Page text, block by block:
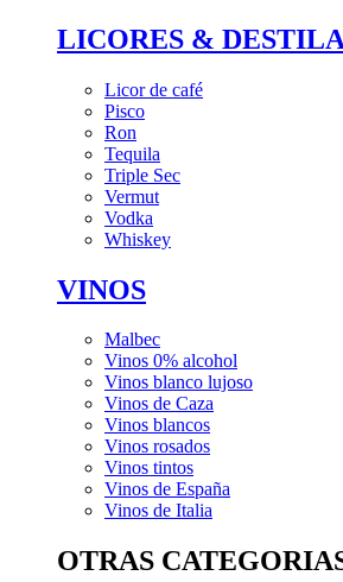
LICORES &
Licor de café
Pisco
Ron
Tequila
Triple Sec
Vermut
Vodka
Whiskey
VINOS
Malbec
Vinos 0% alcohol
Vinos blanco lujoso
Vinos de Caza
Vinos blancos
Vinos rosados
Vinos tintos
Vinos de España
Vinos de Italia
OTRAS